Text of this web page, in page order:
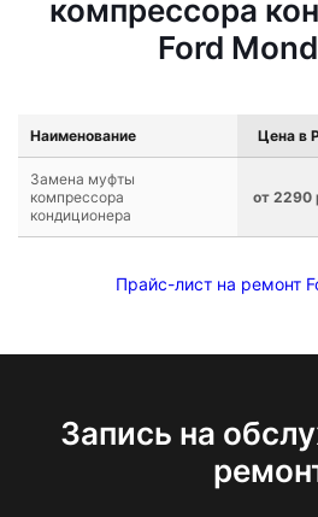
компрессора
Ford
Наименование Цена в
Замена муфты
компрессора
кондиционера
от 2290
Прайс-лист на ремонт
Запись на